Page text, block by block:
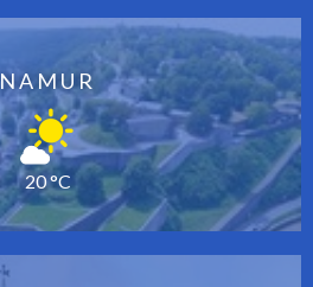
NAMUR
20 °C